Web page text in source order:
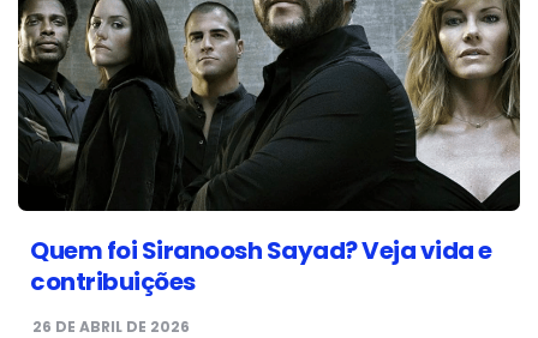
Quem foi Siranoosh Sayad? Veja vida e
contribuições
26 DE ABRIL DE 2026